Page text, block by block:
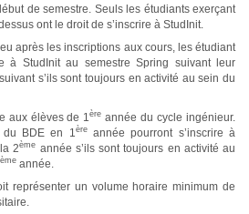
de semestre. Seuls les étudiants exerçant
ont le droit de s’inscrire à StudInit.
après les inscriptions aux cours, les étudiant
à StudInit au semestre Spring suivant leur
s’ils sont toujours en activité au sein du
aux élèves de 1ère année du cycle ingénieur.
BDE en 1 èreannée pourront s’inscrire à
2ème année s’ils sont toujours en activité au
ème année.
représenter un volume horaire minimum de